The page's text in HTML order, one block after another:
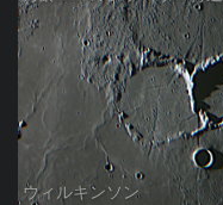
ウィルキンソン